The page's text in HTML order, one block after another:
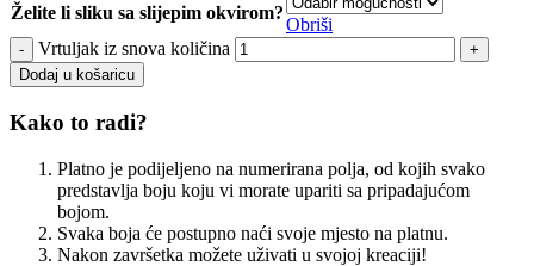
Želite li sliku sa slijepim okvirom?
Obriši
Vrtuljak iz snova količina
Dodaj u košaricu
Kako to radi?
Platno je podijeljeno na numerirana polja, od kojih svako
predstavlja boju koju vi morate upariti sa pripadajućom
bojom.
Svaka boja će postupno naći svoje mjesto na platnu.
Nakon završetka možete uživati u svojoj kreaciji!